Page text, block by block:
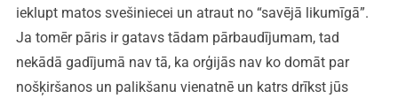
ieklupt matos svešiniecei un atraut no “savējā likumīgā”.
Ja tomēr pāris ir gatavs tādam pārbaudījumam, tad
nekādā gadījumā nav tā, ka orģijās nav ko domāt par
nošķiršanos un palikšanu vienatnē un katrs drīkst jūs